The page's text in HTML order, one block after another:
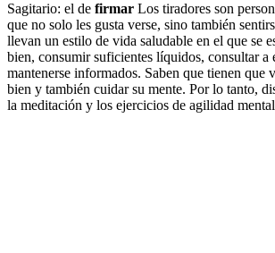
Sagitario: el de firmar Los tiradores son
que no solo les gusta verse, sino también
llevan un estilo de vida saludable en el que se
bien, consumir suficientes líquidos, consultar a
mantenerse informados. Saben que tienen que
bien y también cuidar su mente. Por lo tanto,
la meditación y los ejercicios de agilidad